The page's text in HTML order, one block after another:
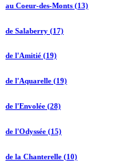
au Coeur-des-Monts (13)
de Salaberry (17)
de l'Amitié (19)
de l'Aquarelle (19)
de l'Envolée (28)
de l'Odyssée (15)
de la Chanterelle (10)